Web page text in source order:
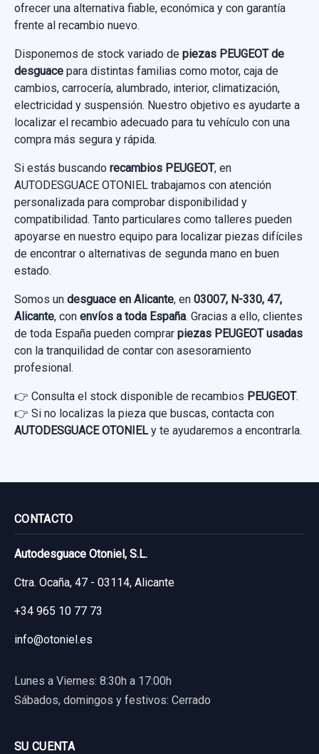
Ref: 556546
30,00 €
Sin IVA, gastos de envío no incluidos.
Consultar por whatsapp
DEPRESOR FRENO / BOMBA VACIO
9631974580
DEPRESOR FRENO / BOMBA VACIO...
usado.
PEUGEOT 807 SV
Garantía 1 año
Ref:574625 OEM:9631974580
28,92 €
Sin IVA, gastos de envío no incluidos.
ofrecer una alternativa fiable, económica y con garantía
frente al recambio nuevo.
Disponemos de stock variado de piezas PEUGEOT de
desguace para distintas familias como motor, caja de
cambios, carrocería, alumbrado, interior, climatización,
electricidad y suspensión. Nuestro objetivo es ayudarte a
localizar el recambio adecuado para tu vehículo con una
compra más segura y rápida.
Si estás buscando recambios PEUGEOT, en
AUTODESGUACE OTONIEL trabajamos con atención
personalizada para comprobar disponibilidad y
compatibilidad. Tanto particulares como talleres pueden
apoyarse en nuestro equipo para localizar piezas difíciles
de encontrar o alternativas de segunda mano en buen
estado.
Somos un desguace en Alicante, en 03007, N-330, 47,
Alicante, con envíos a toda España. Gracias a ello, clientes
de toda España pueden comprar piezas PEUGEOT usadas
con la tranquilidad de contar con asesoramiento
profesional.
👉 Consulta el stock disponible de recambios PEUGEOT.
👉 Si no localizas la pieza que buscas, contacta con
AUTODESGUACE OTONIELy te ayudaremos a encontrarla.
CONTACTO
Autodesguace Otoniel, S.L.
Ctra. Ocaña, 47 - 03114, Alicante
+34 965 10 77 73
info@otoniel.es
Lunes a Viernes: 8:30h a 17:00h
Sábados, domingos y festivos: Cerrado
SU CUENTA